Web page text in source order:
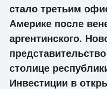
стало третьим
Америке после
аргентинского.
столице
Инвестиции в